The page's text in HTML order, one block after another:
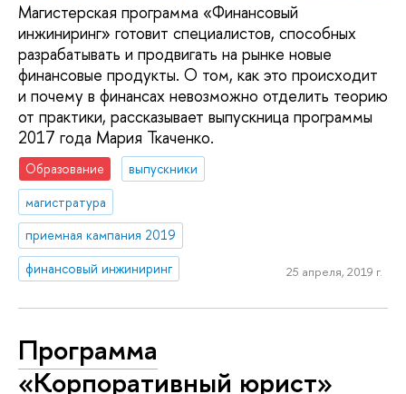
Магистерская программа «Финансовый
инжиниринг» готовит специалистов, способных
разрабатывать и продвигать на рынке новые
финансовые продукты. О том, как это происходит
и почему в финансах невозможно отделить теорию
от практики, рассказывает выпускница программы
2017 года Мария Ткаченко.
Образование
выпускники
магистратура
приемная кампания 2019
финансовый инжиниринг
25 апреля, 2019 г.
Программа
«Корпоративный юрист»